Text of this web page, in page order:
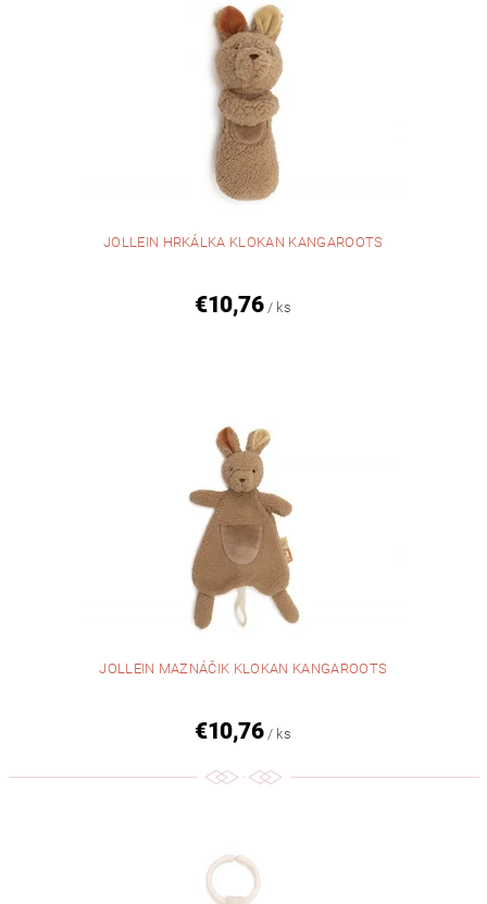
JOLLEIN HRKÁLKA KLOKAN KANGAROOTS
€10,76 / ks
JOLLEIN MAZNÁČIK KLOKAN KANGAROOTS
€10,76 / ks